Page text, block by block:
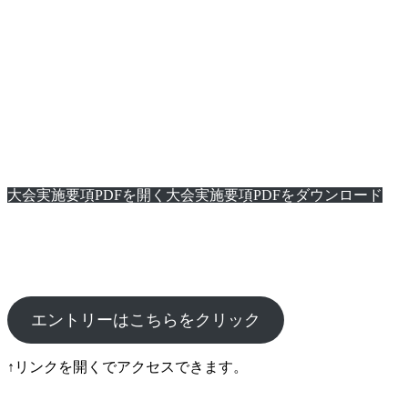
大会実施要項PDFを開く 大会実施要項PDFをダウンロード
エントリーはこちらをクリック
↑リンクを開くでアクセスできます。